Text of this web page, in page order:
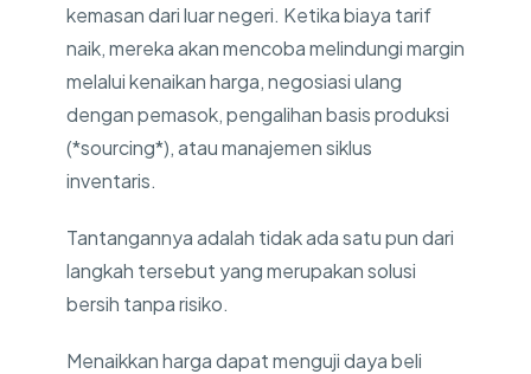
kemasan dari luar negeri. Ketika biaya tarif
naik, mereka akan mencoba melindungi margin
melalui kenaikan harga, negosiasi ulang
dengan pemasok, pengalihan basis produksi
(*sourcing*), atau manajemen siklus
inventaris.
Tantangannya adalah tidak ada satu pun dari
langkah tersebut yang merupakan solusi
bersih tanpa risiko.
Menaikkan harga dapat menguji daya beli